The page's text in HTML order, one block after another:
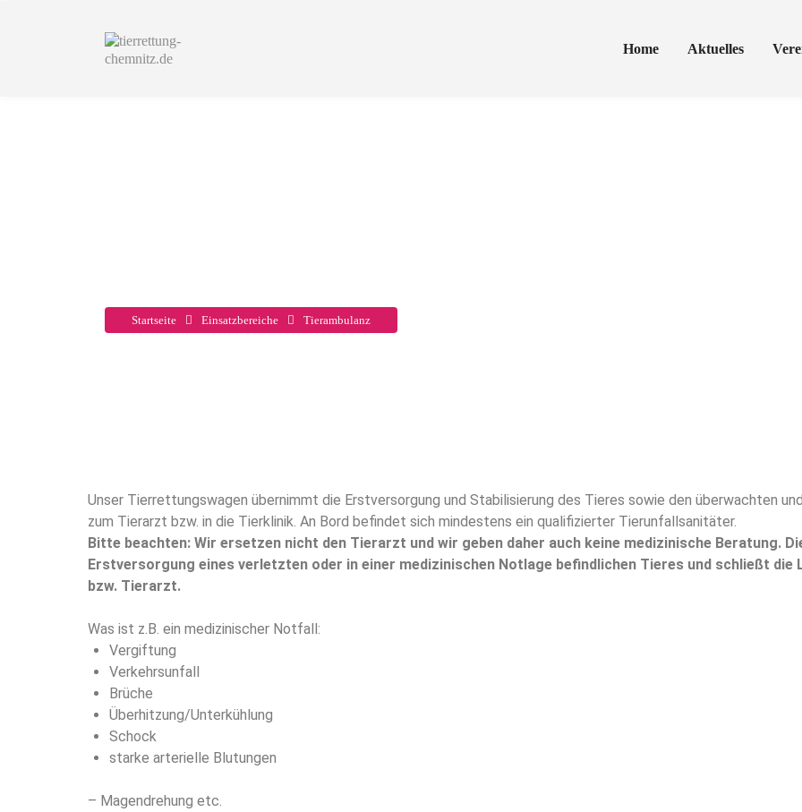
Home Aktuelles
Startseite Einsatzbereiche Tierambulanz
Unser Tierrettungswagen übernimmt die Erstversorgung und Stabilisierung des Tieres sowie den überwachten
zum Tierarzt bzw. in die Tierklinik. An Bord befindet sich mindestens ein qualifizierter Tierunfallsanitäter.
Bitte beachten: Wir ersetzen nicht den Tierarzt und wir geben daher auch keine medizinische Beratung.
Erstversorgung eines verletzten oder in einer medizinischen Notlage befindlichen Tieres und schließt
bzw. Tierarzt.
Was ist z.B. ein medizinischer Notfall:
Vergiftung
Verkehrsunfall
Brüche
Überhitzung/Unterkühlung
Schock
starke arterielle Blutungen
– Magendrehung etc.